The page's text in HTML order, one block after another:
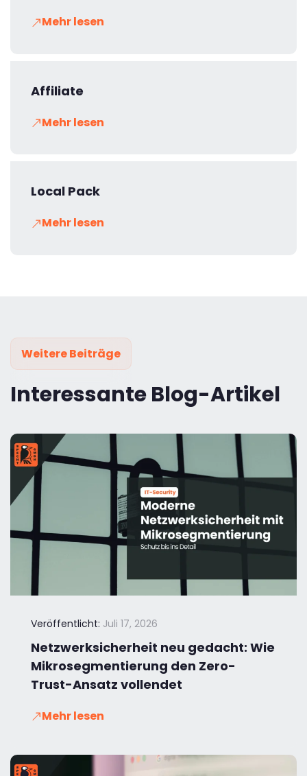
Mehr lesen
Affiliate
Mehr lesen
Local Pack
Mehr lesen
Weitere Beiträge
Interessante Blog-Artikel
Veröffentlicht: Juli 17, 2026
Netzwerksicherheit neu gedacht: Wie
Mikrosegmentierung den Zero-
Trust-Ansatz vollendet
Mehr lesen